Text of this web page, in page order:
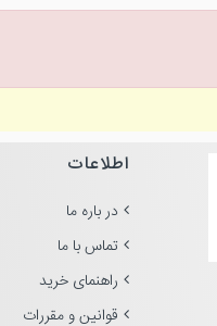
اطلاعات
در باره ما
تماس با ما
راهنمای خرید
قوانین و مقررات